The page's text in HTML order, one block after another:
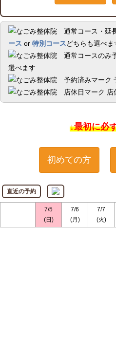
ース or 特別コースどちらも選べま
選べます
店
↓最初に必
初めての方
直近の予約
7/5
(日)
7/6
(月)
7/7
(火)